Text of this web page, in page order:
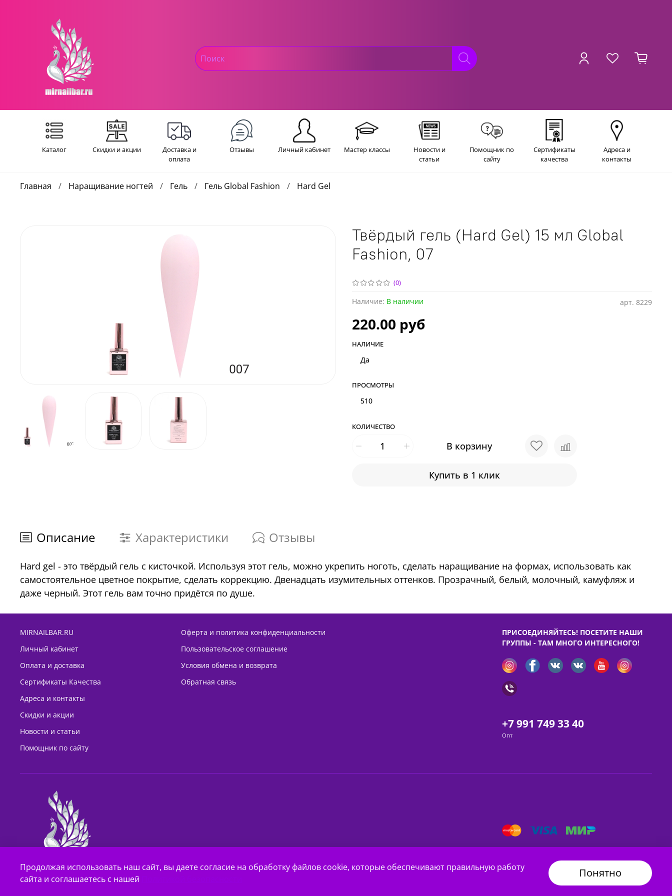
Каталог Скидки и акции
Доставка и
оплата
Отзывы Личный кабинет Мастер классы
Новости и
статьи
Помощник по
сайту
Сертификаты
качества
Адреса и
контакты
Главная Наращивание ногтей Гель Гель Global Fashion Hard Gel
(0)
арт. 8229
Наличие: В наличии
Твёрдый гель (Hard Gel) 15 мл Global
Fashion, 07
220.00 руб
КОЛИЧЕСТВО
В корзину
Купить в 1 клик
НАЛИЧИЕ
Да
ПРОСМОТРЫ
510
Описание Характеристики Отзывы
Hard gel - это твёрдый гель с кисточкой. Используя этот гель, можно укрепить ноготь, сделать наращивание на формах, использовать как
самостоятельное цветное покрытие, сделать коррекцию. Двенадцать изумительных оттенков. Прозрачный, белый, молочный, камуфляж и
даже черный. Этот гель вам точно придётся по душе.
MIRNAILBAR.RU
Личный кабинет
Оплата и доставка
Сертификаты Качества
Адреса и контакты
Скидки и акции
Новости и статьи
Помощник по сайту
Оферта и политика конфиденциальности
Пользовательское соглашение
Условия обмена и возврата
Обратная связь
ПРИСОЕДИНЯЙТЕСЬ! ПОСЕТИТЕ НАШИ
ГРУППЫ - ТАМ МНОГО ИНТЕРЕСНОГО!
+7 991 749 33 40
Опт
Продолжая использовать наш сайт, вы даете согласие на обработку файлов cookie, которые обеспечивают правильную работу
сайта и соглашаетесь с нашей
Понятно